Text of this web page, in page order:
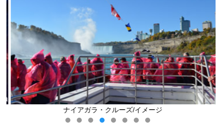
ナイアガラ・クルーズ/イメージ